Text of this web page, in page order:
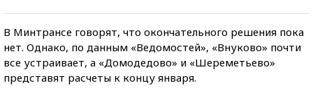
В Минтрансе говорят, что окончательного решения пока
нет. Однако, по данным «Ведомостей», «Внуково» почти
все устраивает, а «Домодедово» и «Шереметьево»
представят расчеты к концу января.